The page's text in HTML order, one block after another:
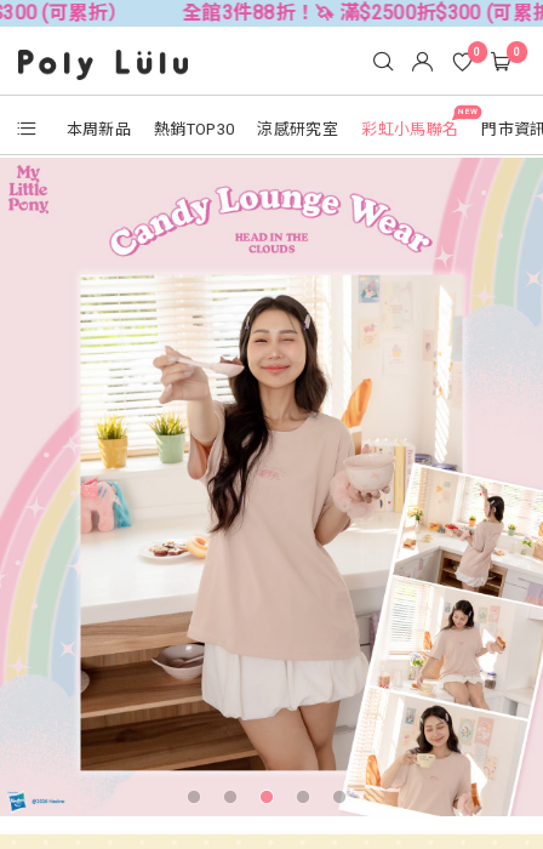
全館3件88折！🦄 滿$2500折$300 (可累折） 全
本周新品 熱銷TOP30 涼感研究室
NEW
彩虹小馬聯名 門市資
0 0